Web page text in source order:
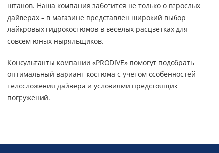
штанов. Наша компания заботится не только о взрослых
дайверах – в магазине представлен широкий выбор
лайкровых гидрокостюмов в веселых расцветках для
совсем юных ныряльщиков.
Консультанты компании «PRODIVE» помогут подобрать
оптимальный вариант костюма с учетом особенностей
телосложения дайвера и условиями предстоящих
погружений.